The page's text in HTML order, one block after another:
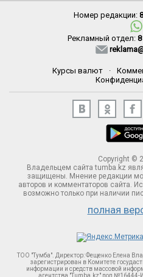
Номер редакции:
Рекламный отдел: 8
Курсы валют ·
Copyright ©
Владельцем сайта tumba.kz
защищены. Мнение редакции
авторов и комментаторов сайта.
возможно только при наличии
полная
ТОО "Тумба". Директор: Фещенко Елена
зарегистрирован в Комитете
информации и средств массовой
агентства "Tumba.kz" под №16444-